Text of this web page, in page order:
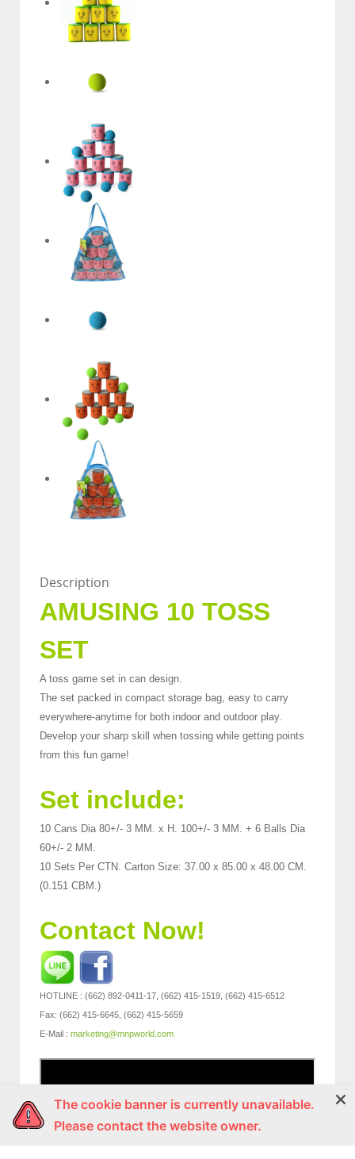
Description
AMUSING 10 TOSS
SET
A toss game set in can design.
The set packed in compact storage bag, easy to carry
everywhere-anytime for both indoor and outdoor play.
Develop your sharp skill when tossing while getting points
from this fun game!
Set include:
10 Cans Dia 80+/- 3 MM. x H. 100+/- 3 MM. + 6 Balls Dia
60+/- 2 MM.
10 Sets Per CTN. Carton Size: 37.00 x 85.00 x 48.00 CM.
(0.151 CBM.)
Contact Now!
HOTLINE : (662) 892-0411-17, (662) 415-1519, (662) 415-6512
Fax: (662) 415-6645, (662) 415-5659
E-Mail : marketing@mnpworld.com
The cookie banner is currently unavailable.
Please contact the website owner.